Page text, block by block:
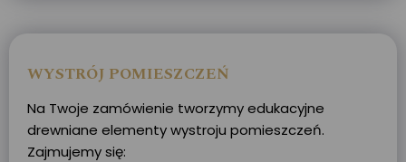
WYSTRÓJ POMIESZCZEŃ
Na Twoje zamówienie tworzymy edukacyjne
drewniane elementy wystroju pomieszczeń.
Zajmujemy się: